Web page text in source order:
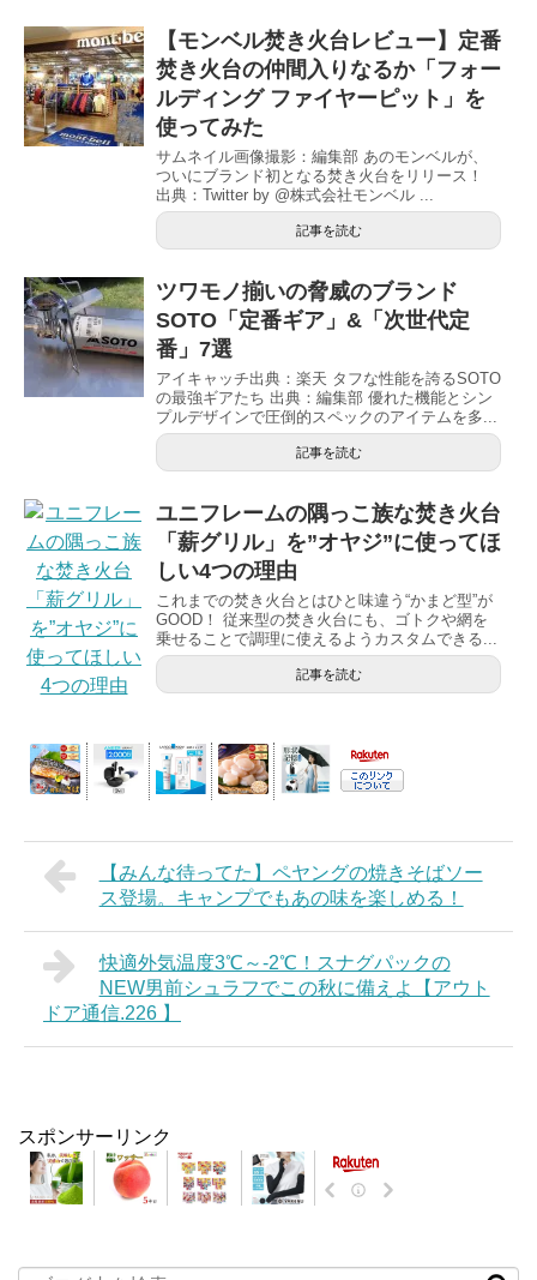
【モンベル焚き火台レビュー】定番
焚き火台の仲間入りなるか「フォー
ルディング ファイヤーピット」を
使ってみた
サムネイル画像撮影：編集部 あのモンベルが、
ついにブランド初となる焚き火台をリリース！
出典：Twitter by @株式会社モンベル ...
記事を読む
ツワモノ揃いの脅威のブランド
SOTO「定番ギア」&「次世代定
番」7選
アイキャッチ出典：楽天 タフな性能を誇るSOTO
の最強ギアたち 出典：編集部 優れた機能とシン
プルデザインで圧倒的スペックのアイテムを多...
記事を読む
ユニフレームの隅っこ族な焚き火台
「薪グリル」を”オヤジ”に使ってほ
しい4つの理由
これまでの焚き火台とはひと味違う“かまど型”が
GOOD！ 従来型の焚き火台にも、ゴトクや網を
乗せることで調理に使えるようカスタムできる...
記事を読む
【みんな待ってた】ペヤングの焼きそばソー
ス登場。キャンプでもあの味を楽しめる！
快適外気温度3℃～-2℃！スナグパックの
NEW男前シュラフでこの秋に備えよ【アウト
ドア通信.226 】
スポンサーリンク